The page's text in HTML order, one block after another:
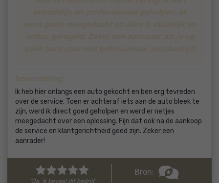
Ik heb hier onlangs een auto gekocht en ben erg tevreden
over de service. Toen er achteraf iets aan de auto bleek te
zijn, werd ik direct goed geholpen en werd er netjes
meegedacht over een oplossing. Fijn dat ook na de aankoop
de service en klantgerichtheid goed zijn. Zeker een
aanrader!
"Ja, ik beveel dit bedrijf
Bron: